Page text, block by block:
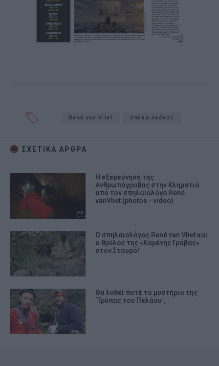
René van Vliet σπηλαιολόγος
ΣΧΕΤΙΚA AΡΘΡΑ
Η εξερεύνηση της
Ανθρωπόγραβας στην Κληματιά
από τον σπηλαιολόγο René
vanVliet (photos - video)
Ο σπηλαιολόγος René van Vliet και
ο θρύλος της «Καμένης Γράβας»
στον Σταυρό!
Θα λυθεί ποτέ το μυστήριο της
΄Τρύπας του Πελάου΄;